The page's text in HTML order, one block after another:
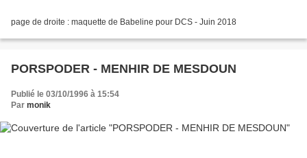
page de droite : maquette de Babeline pour DCS - Juin 2018
PORSPODER - MENHIR DE MESDOUN
Publié le 03/10/1996 à 15:54
Par monik